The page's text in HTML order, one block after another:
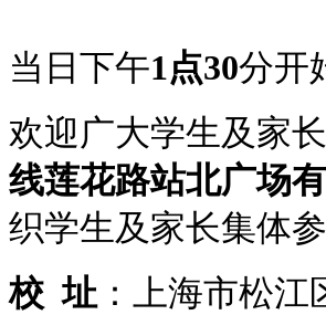
当日下午1点30分开
欢迎广大学生及家
线莲花路站北广场
织学生及家长集体
校 址：上海市松江